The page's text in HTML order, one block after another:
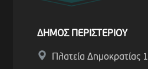
ΔΗΜΟΣ ΠΕΡΙΣΤΕΡΙΟΥ
Πλατεία Δημοκρατίας 1